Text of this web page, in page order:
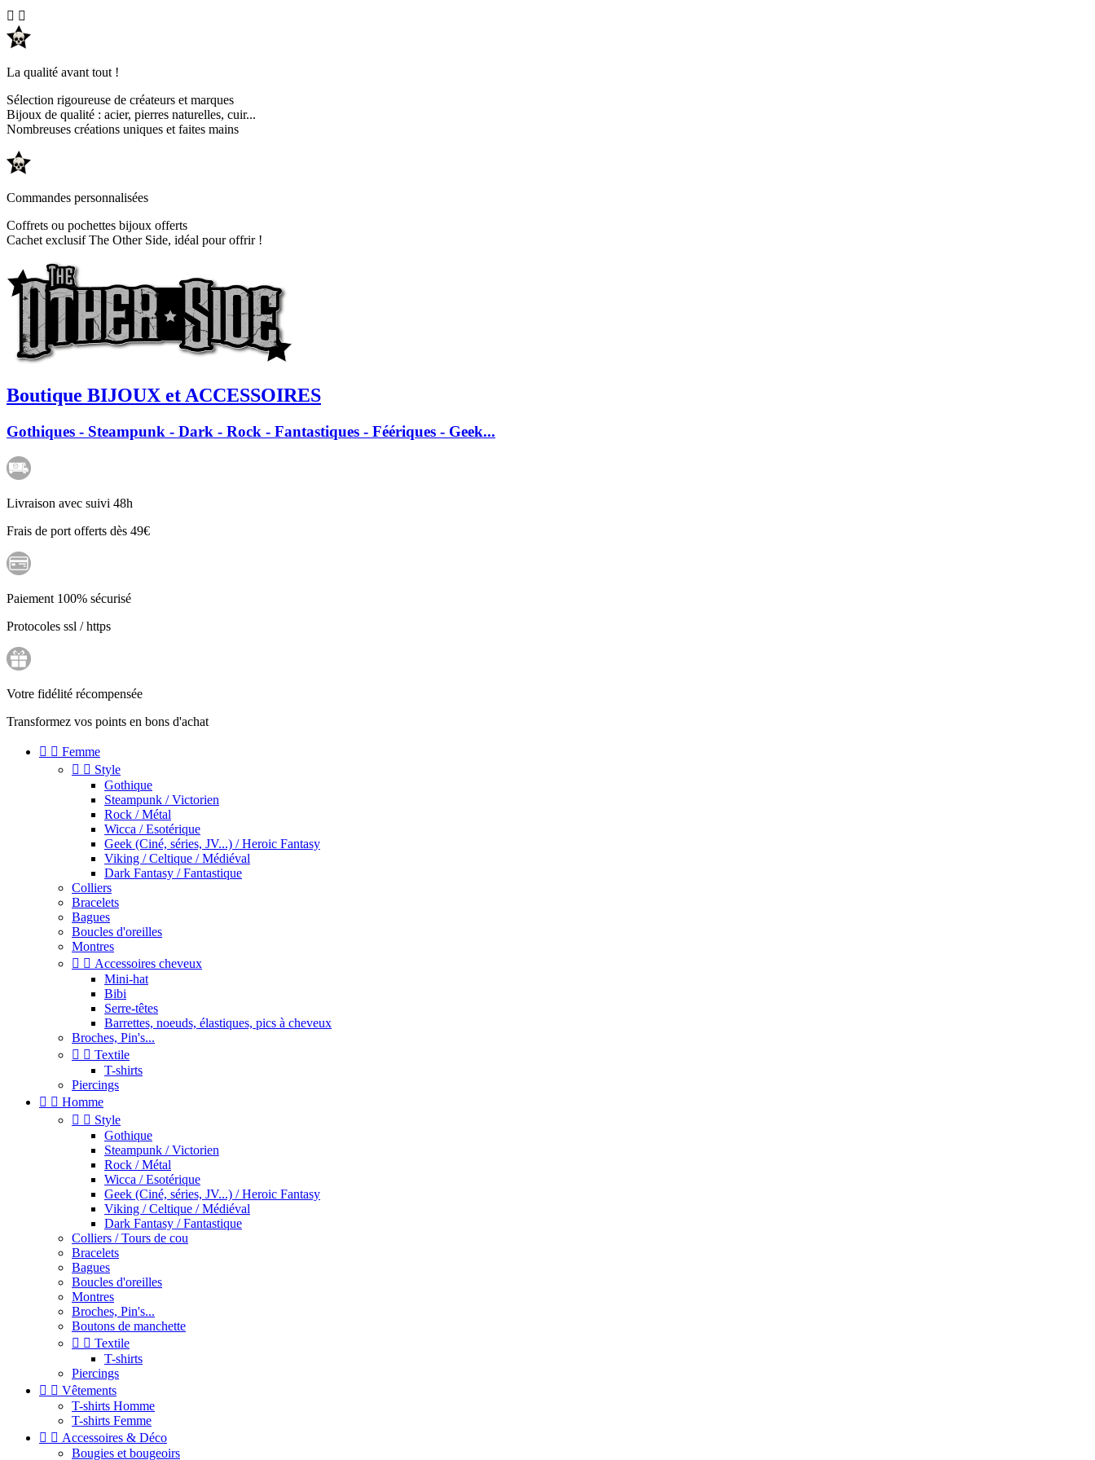
 
La qualité avant tout !
Sélection rigoureuse de créateurs et marques
Bijoux de qualité : acier, pierres naturelles, cuir...
Nombreuses créations uniques et faites mains
Commandes personnalisées
Coffrets ou pochettes bijoux offerts
Cachet exclusif The Other Side, idéal pour offrir !
Boutique BIJOUX et ACCESSOIRES
Gothiques - Steampunk - Dark - Rock - Fantastiques - Féériques - Geek...
Livraison avec suivi 48h
Frais de port offerts dès 49€
Paiement 100% sécurisé
Protocoles ssl / https
Votre fidélité récompensée
Transformez vos points en bons d'achat
  Femme
  Style
Gothique
Steampunk / Victorien
Rock / Métal
Wicca / Esotérique
Geek (Ciné, séries, JV...) / Heroic Fantasy
Viking / Celtique / Médiéval
Dark Fantasy / Fantastique
Colliers
Bracelets
Bagues
Boucles d'oreilles
Montres
  Accessoires cheveux
Mini-hat
Bibi
Serre-têtes
Barrettes, noeuds, élastiques, pics à cheveux
Broches, Pin's...
  Textile
T-shirts
Piercings
  Homme
  Style
Gothique
Steampunk / Victorien
Rock / Métal
Wicca / Esotérique
Geek (Ciné, séries, JV...) / Heroic Fantasy
Viking / Celtique / Médiéval
Dark Fantasy / Fantastique
Colliers / Tours de cou
Bracelets
Bagues
Boucles d'oreilles
Montres
Broches, Pin's...
Boutons de manchette
  Textile
T-shirts
Piercings
  Vêtements
T-shirts Homme
T-shirts Femme
  Accessoires & Déco
Bougies et bougeoirs